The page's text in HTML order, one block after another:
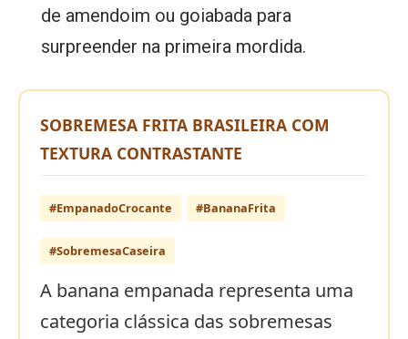
de amendoim ou goiabada para
surpreender na primeira mordida.
SOBREMESA FRITA BRASILEIRA COM
TEXTURA CONTRASTANTE
#EmpanadoCrocante #BananaFrita
#SobremesaCaseira
A banana empanada representa uma
categoria clássica das sobremesas